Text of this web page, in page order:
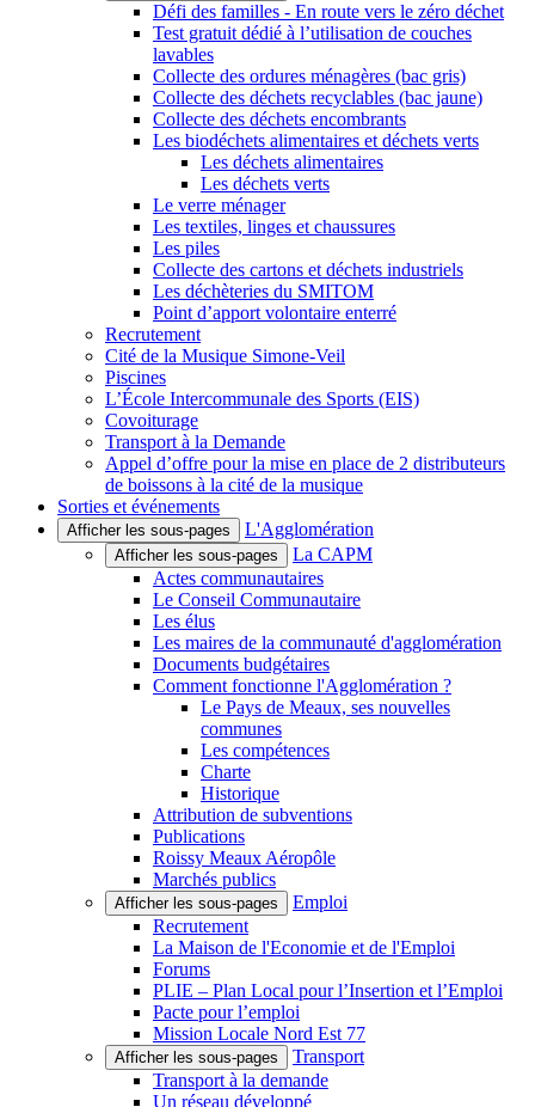
Défi des familles - En route vers le zéro déchet
Test gratuit dédié à l’utilisation de couches
lavables
Collecte des ordures ménagères (bac gris)
Collecte des déchets recyclables (bac jaune)
Collecte des déchets encombrants
Les biodéchets alimentaires et déchets verts
Les déchets alimentaires
Les déchets verts
Le verre ménager
Les textiles, linges et chaussures
Les piles
Collecte des cartons et déchets industriels
Les déchèteries du SMITOM
Point d’apport volontaire enterré
Recrutement
Cité de la Musique Simone-Veil
Piscines
L’École Intercommunale des Sports (EIS)
Covoiturage
Transport à la Demande
Appel d’offre pour la mise en place de 2 distributeurs
de boissons à la cité de la musique
Sorties et événements
Afficher les sous-pages L'Agglomération
Afficher les sous-pages
La CAPM
Actes communautaires
Le Conseil Communautaire
Les élus
Les maires de la communauté d'agglomération
Documents budgétaires
Comment fonctionne l'Agglomération ?
Le Pays de Meaux, ses nouvelles
communes
Les compétences
Charte
Historique
Attribution de subventions
Publications
Roissy Meaux Aéropôle
Marchés publics
Afficher les sous-pages
Emploi
Recrutement
La Maison de l'Economie et de l'Emploi
Forums
PLIE – Plan Local pour l’Insertion et l’Emploi
Pacte pour l’emploi
Mission Locale Nord Est 77
Afficher les sous-pages
Transport
Transport à la demande
Un réseau développé